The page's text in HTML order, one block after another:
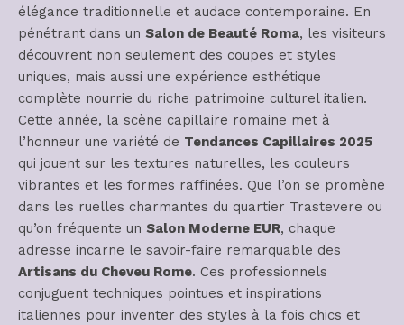
élégance traditionnelle et audace contemporaine. En
pénétrant dans un Salon de Beauté Roma, les visiteurs
découvrent non seulement des coupes et styles
uniques, mais aussi une expérience esthétique
complète nourrie du riche patrimoine culturel italien.
Cette année, la scène capillaire romaine met à
l’honneur une variété de Tendances Capillaires 2025
qui jouent sur les textures naturelles, les couleurs
vibrantes et les formes raffinées. Que l’on se promène
dans les ruelles charmantes du quartier Trastevere ou
qu’on fréquente un Salon Moderne EUR, chaque
adresse incarne le savoir-faire remarquable des
Artisans du Cheveu Rome. Ces professionnels
conjuguent techniques pointues et inspirations
italiennes pour inventer des styles à la fois chics et